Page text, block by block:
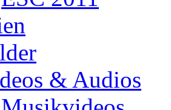
& Audios